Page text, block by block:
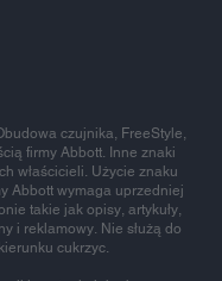
czujnika, FreeStyle,
firmy Abbott. Inne znaki
właścicieli. Użycie znaku
Abbott wymaga uprzedniej
takie jak opisy, artykuły,
i reklamowy. Nie służą do
cukrzyc.